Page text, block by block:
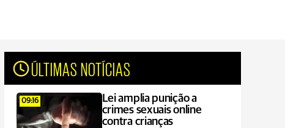
ÚLTIMAS NOTÍCIAS
09:16
Lei amplia punição a
crimes sexuais online
contra crianças